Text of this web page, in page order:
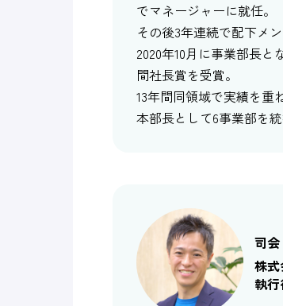
でマネージャーに就任。
その後3年連続で配下メ
2020年10月に事業部長
間社長賞を受賞。
13年間同領域で実績を重
本部長として6事業部を統
司会
株
執